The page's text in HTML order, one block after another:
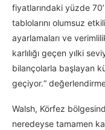
fiyatlarındaki yüzde
tablolarını olumsuz
ayarlamaları ve
karlılığı geçen yılki
bilançolarla başlayan
geçiyor.“
Walsh, Körfez
neredeyse tamamen